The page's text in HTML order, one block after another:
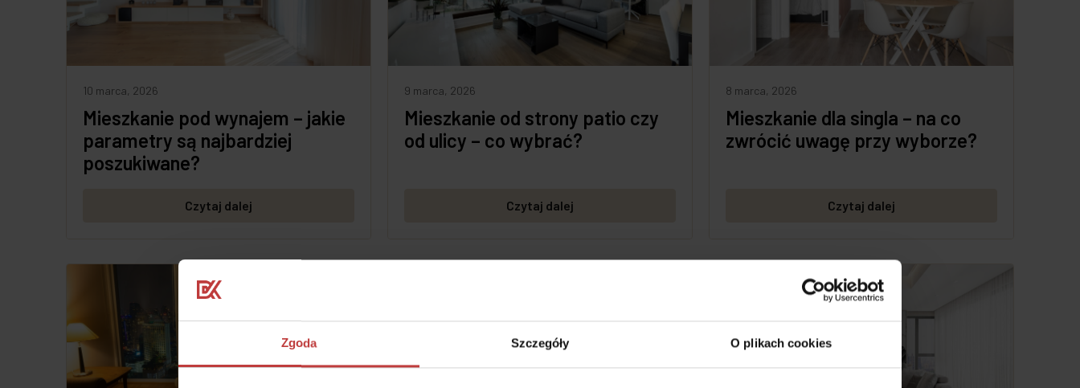
Zgoda Szczegóły O plikach cookies
10 marca, 2026
Mieszkanie pod wynajem – jakie
parametry są najbardziej
poszukiwane?
Czytaj dalej
9 marca, 2026
Mieszkanie od strony patio czy
od ulicy – co wybrać?
Czytaj dalej
8 marca, 2026
Mieszkanie dla singla – na co
zwrócić uwagę przy wyborze?
Czytaj dalej